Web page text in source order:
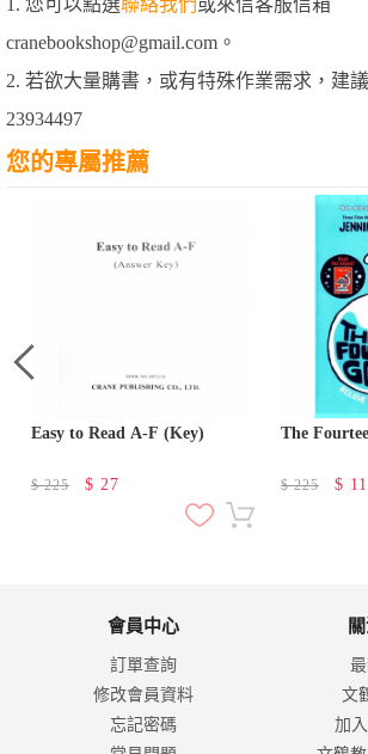
1. 您可以點選聯絡我們或來信客服信箱
cranebookshop@gmail.com。
2. 若欲大量購書，或有特殊作業需求，建
23934497
您的專屬推薦
Easy to Read A-F (Key)
$225 $ 27
The
$225 $
會員中心
訂單查詢
修改會員資料
忘記密碼
文
加